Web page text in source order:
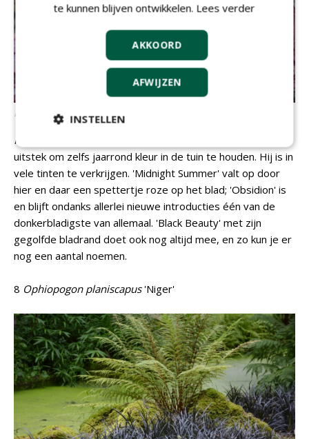
Heuchera'Midnight Summer'
Heuchera
uitstek om zelfs jaarrond kleur in de tuin te houden. Hij is in
vele tinten te verkrijgen. 'Midnight Summer' valt op door
hier en daar een spettertje roze op het blad; 'Obsidion' is
en blijft ondanks allerlei nieuwe introducties één van de
donkerbladigste van allemaal. 'Black Beauty' met zijn
gegolfde bladrand doet ook nog altijd mee, en zo kun je er
nog een aantal noemen.
8 Ophiopogon planiscapus'Niger'
te kunnen blijven ontwikkelen. Lees verder
AKKOORD
AFWIJZEN
INSTELLEN